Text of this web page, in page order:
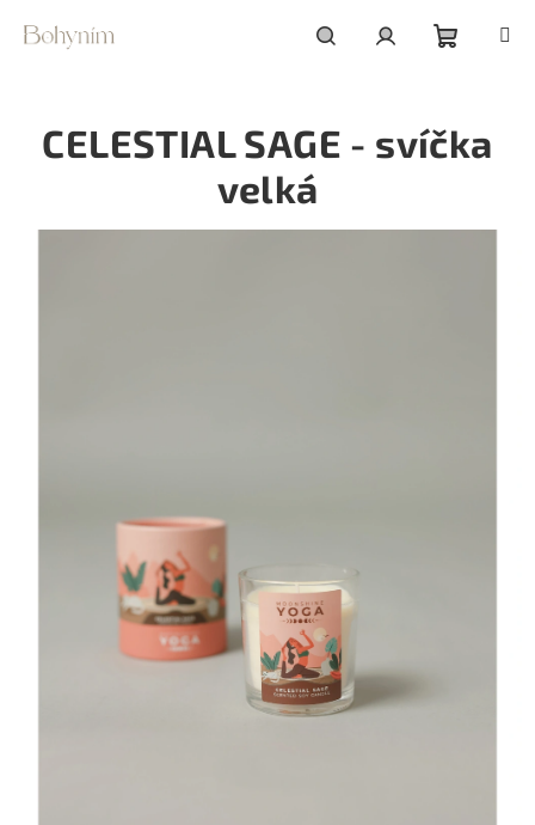
košík
CELESTIAL SAGE - svíčka
velká